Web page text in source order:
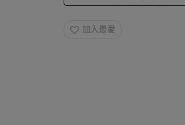
加入最愛